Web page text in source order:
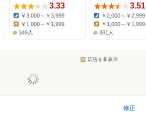
3.33
Dinner:
￥3,000～￥3,999
￥1,000～￥1,999
349人
3.51
Dinner:
￥2,000～￥2,999
￥1,000～￥1,999
361人
広告を非表示
修正